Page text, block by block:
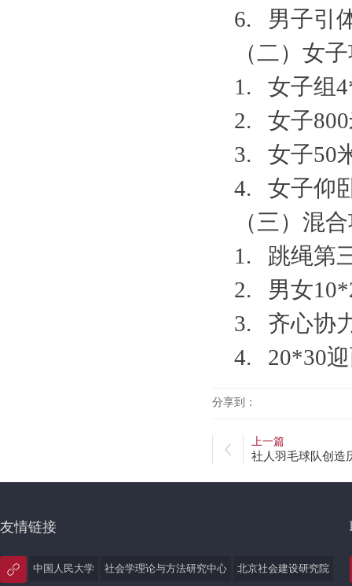
6. 男子引
（二）女
1. 女子组
2. 女子
3. 女子50
4. 女子仰
（三）混
1. 跳绳第
2. 男女
3. 齐心协
4. 20*30迎
分享到：
上一篇
社人羽毛球队创造
友情链接
中国人民大学 社会学理论与方法研究中心 北京社会建设研究院